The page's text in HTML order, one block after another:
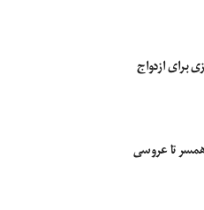
برای ازدواج
همسر تا عروسی